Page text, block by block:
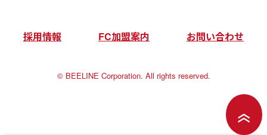
採用情報 FC加盟案内 お問い合わせ
©︎ BEELINE Corporation. All rights reserved.